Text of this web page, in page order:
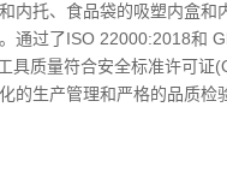
内托、食品袋的吸塑内盒和
通过了ISO 22000:2018和
具质量符合安全标准许可证
的生产管理和严格的品质